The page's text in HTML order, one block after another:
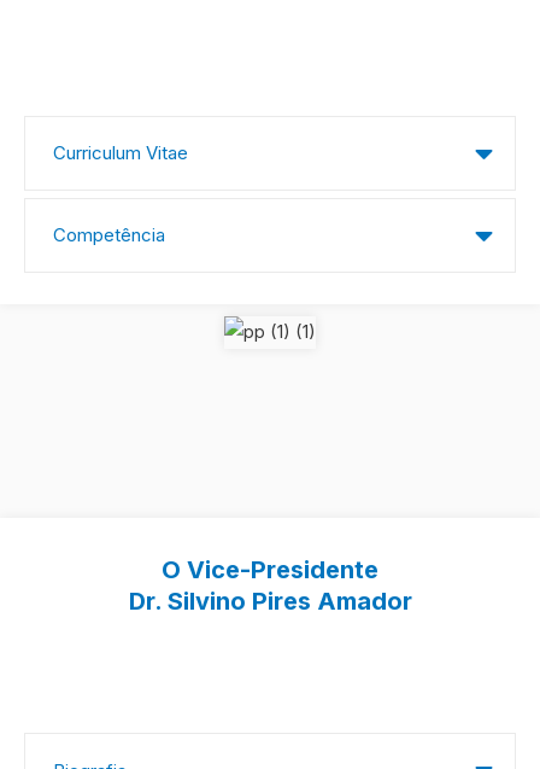
Curriculum Vitae
Competência
O Vice-Presidente
Dr. Silvino Pires Amador